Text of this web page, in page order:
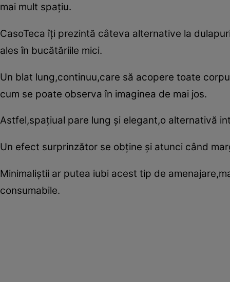
mai mult spaţiu.
CasoTeca îţi prezintă câteva alternative la
ales în bucătăriile mici.
Un blat lung,continuu,care să acopere toate
cum se poate observa în imaginea de mai jos.
Astfel,spaţiual pare lung şi elegant,o alternativă
Un efect surprinzător se obţine şi atunci când
Minimaliştii ar putea iubi acest tip de
consumabile.